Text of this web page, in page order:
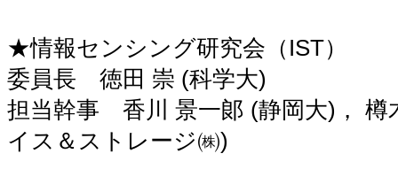
★情報センシング研究会（IST）
委員長 徳田 崇 (科学大)
担当幹事 香川 景一郞 (静岡大)， 樽
イス＆ストレージ㈱)